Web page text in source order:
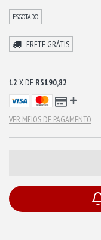
ESGOTADO
FRETE GRÁTIS
12 X DE R$190,82
VER MEIOS DE PAGAMENTO